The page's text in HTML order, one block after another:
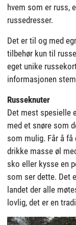
hvem som er russ,
russedresser.
Det er til og med
tilbehør kun til
eget unike
informasjonen
Russeknuter
Det mest spesielle
med et snøre som
som mulig. Får å
drikke masse øl
sko eller kysse en
som ser dette. Det
landet der alle
lovlig, det er en